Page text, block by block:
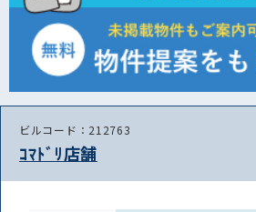
ビルコード：212763
ｺﾏﾄﾞﾘ店舗